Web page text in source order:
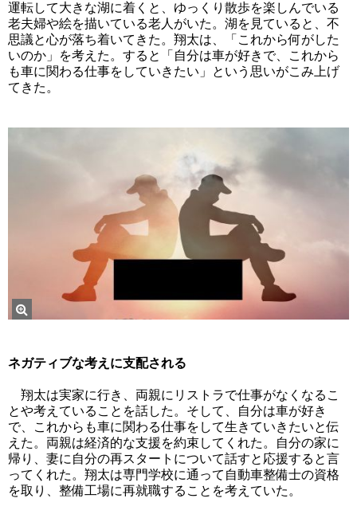
運転して大きな湖に着くと、ゆっくり散歩を楽しんでいる
老夫婦や絵を描いている老人がいた。湖を見ていると、不
思議と心が落ち着いてきた。翔太は、「これから何がした
いのか」を考えた。すると「自分は車が好きで、これから
も車に関わる仕事をしていきたい」という思いがこみ上げ
てきた。
ネガティブな考えに支配される
翔太は実家に行き、両親にリストラで仕事がなくなるこ
とや考えていることを話した。そして、自分は車が好き
で、これからも車に関わる仕事をして生きていきたいと伝
えた。両親は経済的な支援を約束してくれた。自分の家に
帰り、妻に自分の再スタートについて話すと応援すると言
ってくれた。翔太は専門学校に通って自動車整備士の資格
を取り、整備工場に再就職することを考えていた。